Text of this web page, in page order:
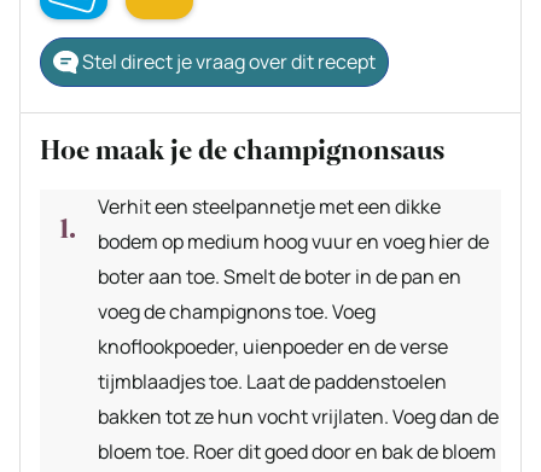
Stel direct je vraag over dit recept
Hoe maak je de champignonsaus
Verhit een steelpannetje met een dikke
bodem op medium hoog vuur en voeg hier de
boter aan toe. Smelt de boter in de pan en
voeg de champignons toe. Voeg
knoflookpoeder, uienpoeder en de verse
tijmblaadjes toe. Laat de paddenstoelen
bakken tot ze hun vocht vrijlaten. Voeg dan de
bloem toe. Roer dit goed door en bak de bloem